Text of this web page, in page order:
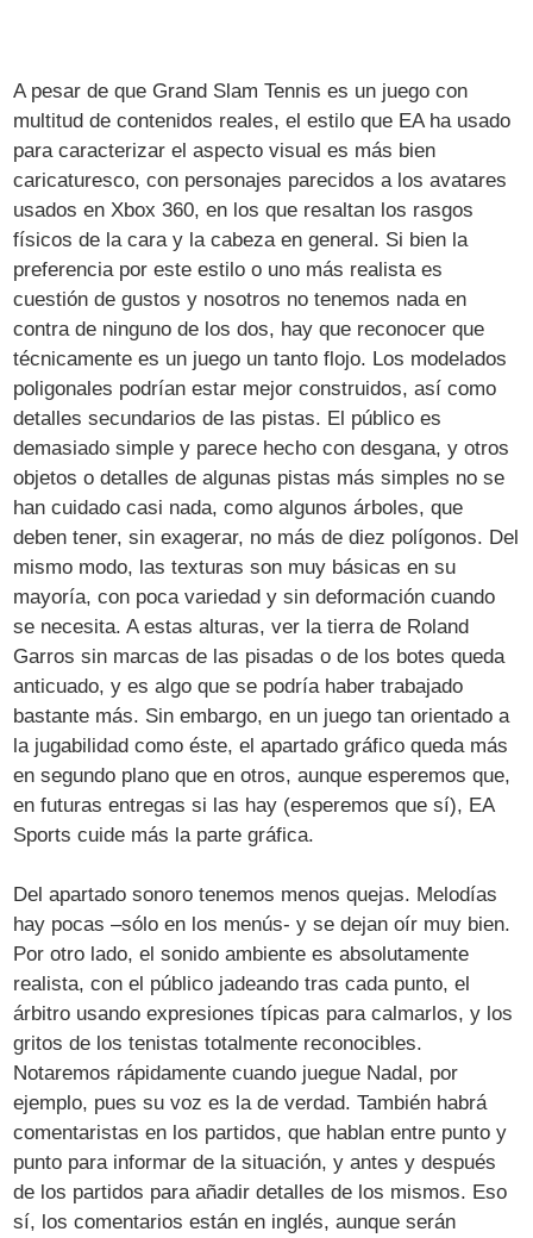
A pesar de que Grand Slam Tennis es un juego con
multitud de contenidos reales, el estilo que EA ha usado
para caracterizar el aspecto visual es más bien
caricaturesco, con personajes parecidos a los avatares
usados en Xbox 360, en los que resaltan los rasgos
físicos de la cara y la cabeza en general. Si bien la
preferencia por este estilo o uno más realista es
cuestión de gustos y nosotros no tenemos nada en
contra de ninguno de los dos, hay que reconocer que
técnicamente es un juego un tanto flojo. Los modelados
poligonales podrían estar mejor construidos, así como
detalles secundarios de las pistas. El público es
demasiado simple y parece hecho con desgana, y otros
objetos o detalles de algunas pistas más simples no se
han cuidado casi nada, como algunos árboles, que
deben tener, sin exagerar, no más de diez polígonos. Del
mismo modo, las texturas son muy básicas en su
mayoría, con poca variedad y sin deformación cuando
se necesita. A estas alturas, ver la tierra de Roland
Garros sin marcas de las pisadas o de los botes queda
anticuado, y es algo que se podría haber trabajado
bastante más. Sin embargo, en un juego tan orientado a
la jugabilidad como éste, el apartado gráfico queda más
en segundo plano que en otros, aunque esperemos que,
en futuras entregas si las hay (esperemos que sí), EA
Sports cuide más la parte gráfica.
Del apartado sonoro tenemos menos quejas. Melodías
hay pocas –sólo en los menús- y se dejan oír muy bien.
Por otro lado, el sonido ambiente es absolutamente
realista, con el público jadeando tras cada punto, el
árbitro usando expresiones típicas para calmarlos, y los
gritos de los tenistas totalmente reconocibles.
Notaremos rápidamente cuando juegue Nadal, por
ejemplo, pues su voz es la de verdad. También habrá
comentaristas en los partidos, que hablan entre punto y
punto para informar de la situación, y antes y después
de los partidos para añadir detalles de los mismos. Eso
sí, los comentarios están en inglés, aunque serán